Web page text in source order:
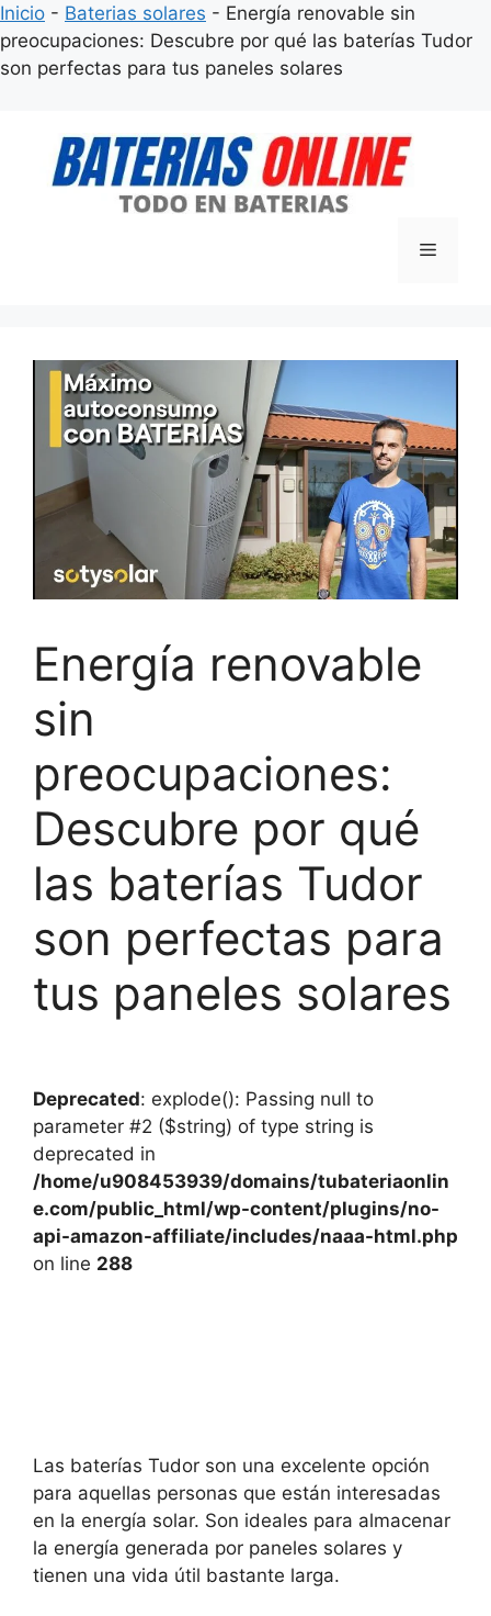
Inicio - Baterias solares - Energía renovable sin
preocupaciones: Descubre por qué las baterías Tudor
son perfectas para tus paneles solares
contenido
Menú
Energía renovable
sin
preocupaciones:
Descubre por qué
las baterías Tudor
son perfectas para
tus paneles solares
Deprecated: explode(): Passing null to
parameter #2 ($string) of type string is
deprecated in
/home/u908453939/domains/tubateriaonlin
e.com/public_html/wp-content/plugins/no-
api-amazon-affiliate/includes/naaa-html.php
on line 288
Las baterías Tudor son una excelente opción
para aquellas personas que están interesadas
en la energía solar. Son ideales para almacenar
la energía generada por paneles solares y
tienen una vida útil bastante larga.